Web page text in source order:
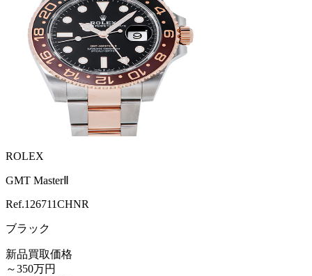
ROLEX
GMT MasterⅡ
Ref.126711CHNR
ブラック
新品買取価格
～350万円